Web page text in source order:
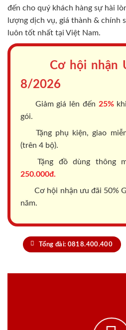
đến cho quý khách hàng sự hài
lượng dịch vụ, giá thành & chính
luôn tốt nhất tại Việt Nam.
Cơ hội nhận
8/2026
Giảm giá lên đến 25%
gói.
Tặng phụ kiện, giao
(trên 4 bộ).
Tặng đồ dùng thông
250.000đ.
Cơ hội nhận ưu đãi 50%
năm.
Tổng đài: 0818.400.400